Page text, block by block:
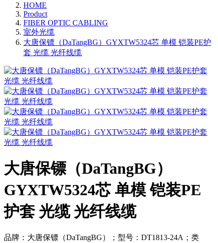
HOME
Product
FIBER OPTIC CABLING
室外光缆
大唐保镖（DaTangBG）GYXTW5324芯 单模 铠装PE护
套 光缆 光纤线缆
大唐保镖（DaTangBG）
GYXTW5324芯 单模 铠装PE
护套 光缆 光纤线缆
品牌：大唐保镖（DaTangBG）；型号：DT1813-24A；类